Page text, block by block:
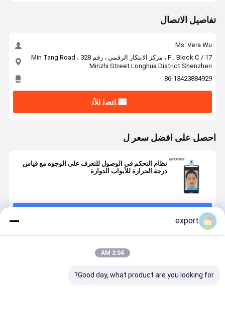
تفاصيل الاتصال
Ms. Vera Wu
17 / F ، Block C ، مركز الابتكار الرقمي ، رقم 328 Min Tang Road ،
Minzhi Street Longhua District Shenzhen
86-13423884929
ﺎﺘﺼﻟ ﺍﻶﻧ
احصل على افضل سعر ل
نظام التحكم في الوصول للتعرف على الوجوه مع قياس
درجة الحرارة للأبواب الدوارة
export
2:04 AM
Good day, what product are you looking for?